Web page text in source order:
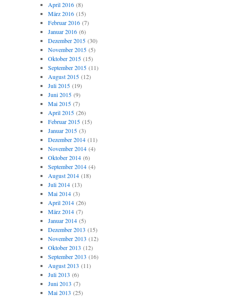
April 2016(8)
März 2016(15)
Februar 2016(7)
Januar 2016(6)
Dezember 2015(30)
November 2015(5)
Oktober 2015(15)
September 2015(11)
August 2015(12)
Juli 2015(19)
Juni 2015(9)
Mai 2015(7)
April 2015(26)
Februar 2015(15)
Januar 2015(3)
Dezember 2014(11)
November 2014(4)
Oktober 2014(6)
September 2014(4)
August 2014(18)
Juli 2014(13)
Mai 2014(3)
April 2014(26)
März 2014(7)
Januar 2014(5)
Dezember 2013 (15)
November 2013 (12)
Oktober 2013 (12)
September 2013 (16)
August 2013 (11)
Juli 2013 (6)
Juni 2013 (7)
Mai 2013 (25)